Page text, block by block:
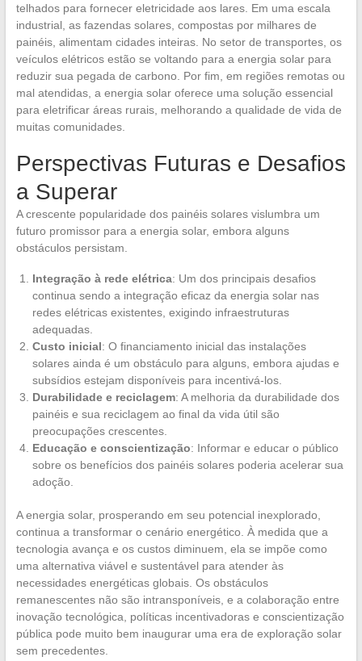
telhados para fornecer eletricidade aos lares. Em uma escala
industrial, as fazendas solares, compostas por milhares de
painéis, alimentam cidades inteiras. No setor de transportes, os
veículos elétricos estão se voltando para a energia solar para
reduzir sua pegada de carbono. Por fim, em regiões remotas ou
mal atendidas, a energia solar oferece uma solução essencial
para eletrificar áreas rurais, melhorando a qualidade de vida de
muitas comunidades.
Perspectivas Futuras e Desafios
a Superar
A crescente popularidade dos painéis solares vislumbra um
futuro promissor para a energia solar, embora alguns
obstáculos persistam.
Integração à rede elétrica: Um dos principais desafios
continua sendo a integração eficaz da energia solar nas
redes elétricas existentes, exigindo infraestruturas
adequadas.
Custo inicial: O financiamento inicial das instalações
solares ainda é um obstáculo para alguns, embora ajudas e
subsídios estejam disponíveis para incentivá-los.
Durabilidade e reciclagem: A melhoria da durabilidade dos
painéis e sua reciclagem ao final da vida útil são
preocupações crescentes.
Educação e conscientização: Informar e educar o público
sobre os benefícios dos painéis solares poderia acelerar sua
adoção.
A energia solar, prosperando em seu potencial inexplorado,
continua a transformar o cenário energético. À medida que a
tecnologia avança e os custos diminuem, ela se impõe como
uma alternativa viável e sustentável para atender às
necessidades energéticas globais. Os obstáculos
remanescentes não são intransponíveis, e a colaboração entre
inovação tecnológica, políticas incentivadoras e conscientização
pública pode muito bem inaugurar uma era de exploração solar
sem precedentes.